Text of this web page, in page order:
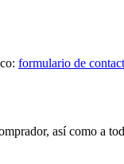
formulario de
así como a